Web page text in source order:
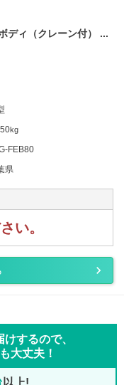
ディ（クレーン付） ...
kg
FEB80
県
い。
するので、
大丈夫！